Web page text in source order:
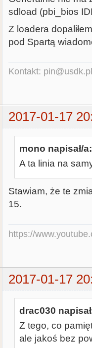
sdload (pbi_bios
Z loadera
pod Spartą
Kontakt: pin@usdk.pl
2017-01-17
mono napisał/a:
A ta linia na
Stawiam, że te
15.
https://
2017-01-17
drac030
Z tego, co
ale jakoś bez